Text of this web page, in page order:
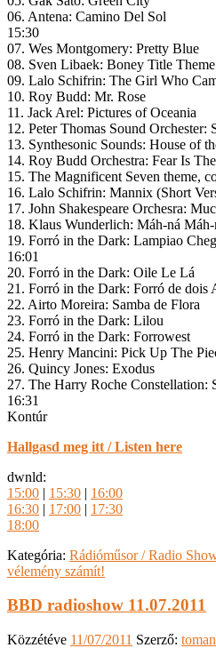
06. Antena: Camino Del Sol
15:30
07. Wes Montgomery: Pretty Blue
08. Sven Libaek: Boney Title Theme
09. Lalo Schifrin: The Girl Who
10. Roy Budd: Mr. Rose
11. Jack Arel: Pictures of Oceania
12. Peter Thomas Sound Orchester:
13. Synthesonic Sounds: House of
14. Roy Budd Orchestra: Fear Is
15. The Magnificent Seven theme,
16. Lalo Schifrin: Mannix (Short
17. John Shakespeare Orchesra:
18. Klaus Wunderlich: Máh-ná Máh-
19. Forró in the Dark: Lampiao
16:01
20. Forró in the Dark: Oile Le Lá
21. Forró in the Dark: Forró de dois
22. Airto Moreira: Samba de Flora
23. Forró in the Dark: Lilou
24. Forró in the Dark: Forrowest
25. Henry Mancini: Pick Up The
26. Quincy Jones: Exodus
27. The Harry Roche Constellation:
16:31
Kontúr
Hallgasd meg itt / Listen here
dwnld:
15:00 | 15:30 | 16:00
16:30 | 17:00 | 17:30
18:00
Kategória: Rádióműsor / Radio
vélemény számít!
BBD radioshow 11.07.2011
Közzétéve 11/07/2011 Szerző: